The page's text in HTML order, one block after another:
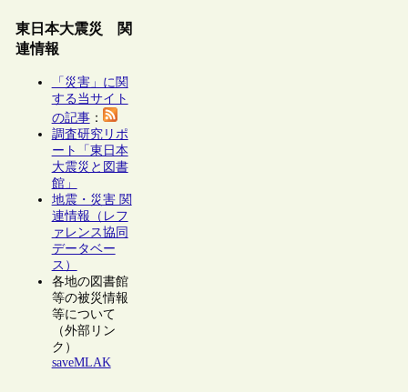
東日本大震災 関
連情報
「災害」に関
する当サイト
の記事：
調査研究リポ
ート「東日本
大震災と図書
館」
地震・災害 関
連情報（レフ
ァレンス協同
データベー
ス）
各地の図書館
等の被災情報
等について
（外部リン
ク）
saveMLAK